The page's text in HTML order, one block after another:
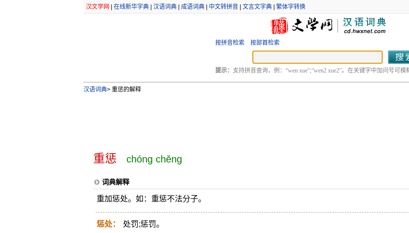
汉文学网 在线新华字典| 汉语词典| 成语词典| 中文转拼音| 文言文字典| 繁体字转换
按拼音检索 按部首检索
提示： 支持拼音查询，例：“wen xue”;“wen2 xue2”。在关键字中加问号可模
汉语词典>重惩的解释
重惩 chóng chěng
词典解释
重加惩处。如：重惩不法分子。
惩处： 处罚;惩罚。